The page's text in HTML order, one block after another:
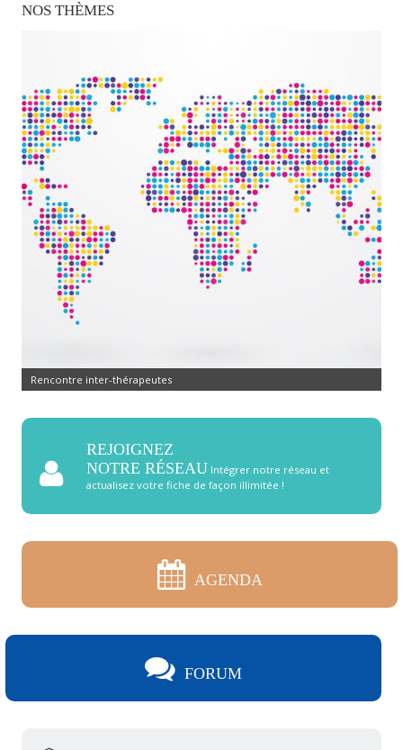
NOS THÈMES
Rencontre inter-thérapeutes
REJOIGNEZ
NOTRE RÉSEAU Intégrer notre réseau et
actualisez votre fiche de façon illimitée !
AGENDA
FORUM